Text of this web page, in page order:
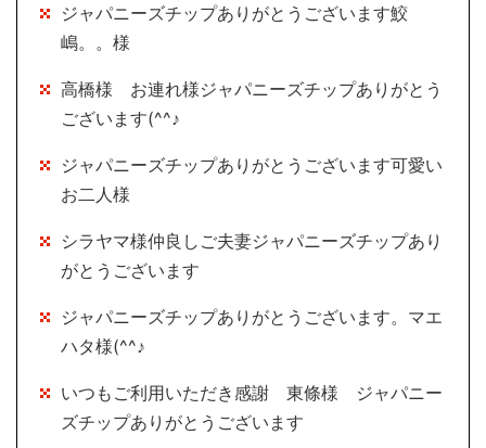
ジャパニーズチップありがとうございます鮫
嶋。。様
高橋様 お連れ様ジャパニーズチップありがとう
ございます(^^♪
ジャパニーズチップありがとうございます可愛い
お二人様
シラヤマ様仲良しご夫妻ジャパニーズチップあり
がとうございます
ジャパニーズチップありがとうございます。マエ
ハタ様(^^♪
いつもご利用いただき感謝 東條様 ジャパニー
ズチップありがとうございます